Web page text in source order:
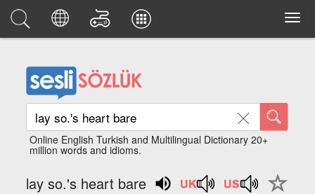
Online English Turkish and Multilingual Dictionary 20+
million words and idioms.
lay so.'s heart bare